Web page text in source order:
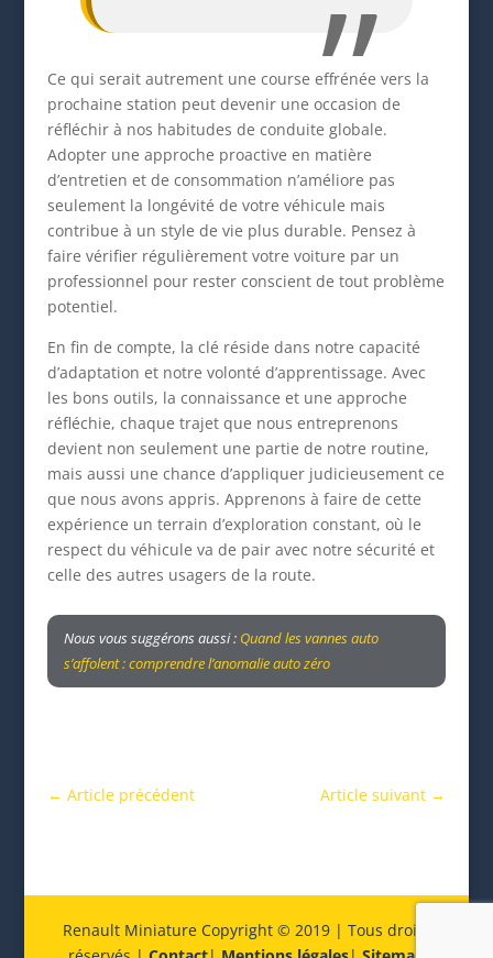
Ce qui serait autrement une course effrénée vers la
prochaine station peut devenir une occasion de
réfléchir à nos habitudes de conduite globale.
Adopter une approche proactive en matière
d’entretien et de consommation n’améliore pas
seulement la longévité de votre véhicule mais
contribue à un style de vie plus durable. Pensez à
faire vérifier régulièrement votre voiture par un
professionnel pour rester conscient de tout problème
potentiel.
En fin de compte, la clé réside dans notre capacité
d’adaptation et notre volonté d’apprentissage. Avec
les bons outils, la connaissance et une approche
réfléchie, chaque trajet que nous entreprenons
devient non seulement une partie de notre routine,
mais aussi une chance d’appliquer judicieusement ce
que nous avons appris. Apprenons à faire de cette
expérience un terrain d’exploration constant, où le
respect du véhicule va de pair avec notre sécurité et
celle des autres usagers de la route.
Nous vous suggérons aussi : Quand les vannes auto
s’affolent : comprendre l’anomalie auto zéro
← Article précédent Article suivant →
Renault Miniature Copyright © 2019 | Tous droits